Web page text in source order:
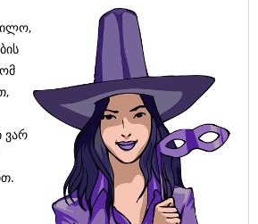
ვარ